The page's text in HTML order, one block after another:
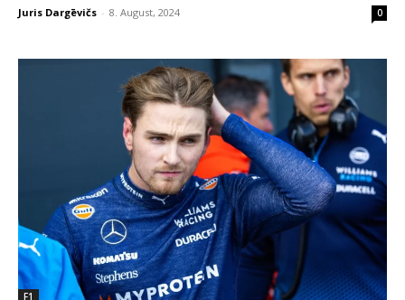
Juris Dargēvičs - 8. August, 2024 0
F1